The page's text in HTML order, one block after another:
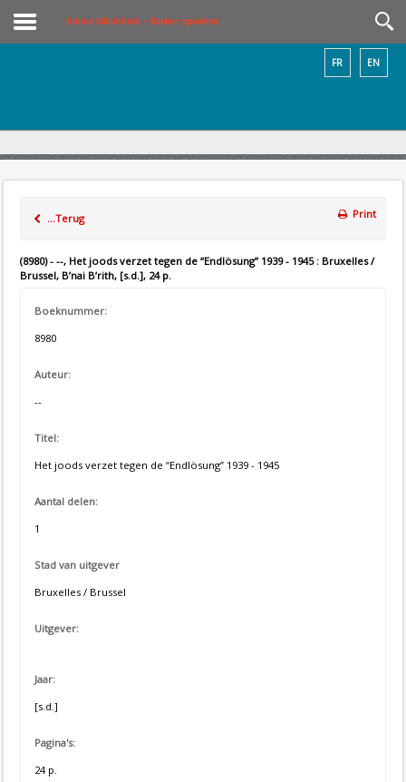
Online bibliotheek – Boeken opzoeken
EN
FR
...Terug Print
(8980) - --, Het joods verzet tegen de “Endlösung” 1939 - 1945 : Bruxelles /
Brussel, B’nai B’rith, [s.d.], 24 p.
Boeknummer:
8980
Auteur:
--
Titel:
Het joods verzet tegen de “Endlösung” 1939 - 1945
Aantal delen:
1
Stad van uitgever
Bruxelles / Brussel
Uitgever:
Jaar:
[s.d.]
Pagina's:
24 p.